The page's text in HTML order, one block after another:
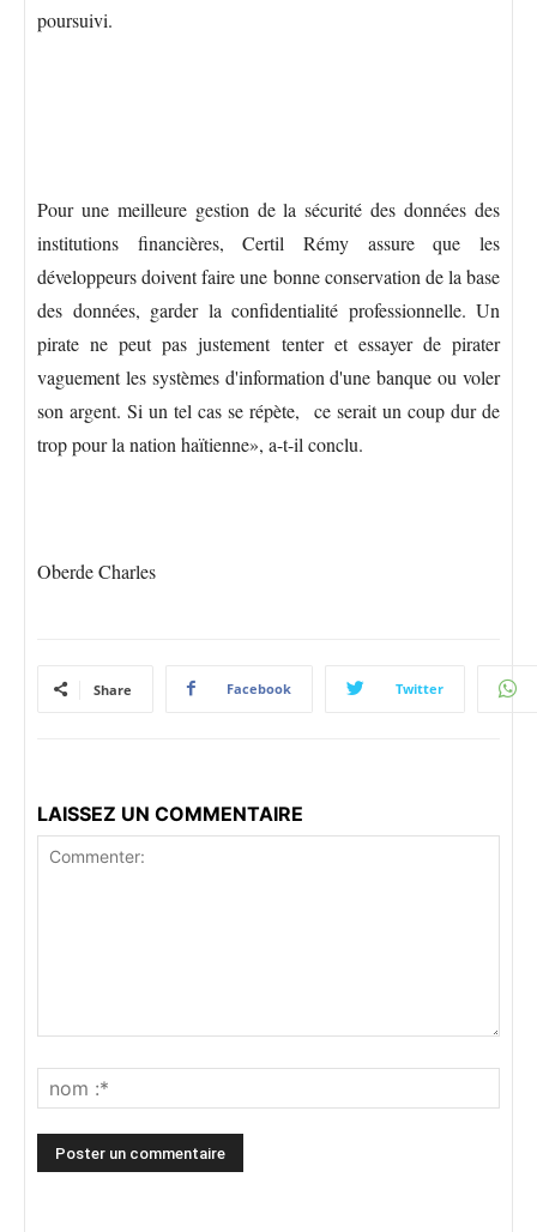
poursuivi.
Pour une meilleure gestion de la sécurité des données des
institutions financières, Certil Rémy assure que les
développeurs doivent faire une bonne conservation de la base
des données, garder la confidentialité professionnelle. Un
pirate ne peut pas justement tenter et essayer de pirater
vaguement les systèmes d'information d'une banque ou voler
son argent. Si un tel cas se répète, ce serait un coup dur de
trop pour la nation haïtienne», a-t-il conclu.
Oberde Charles
Share Facebook Twitter
LAISSEZ UN COMMENTAIRE